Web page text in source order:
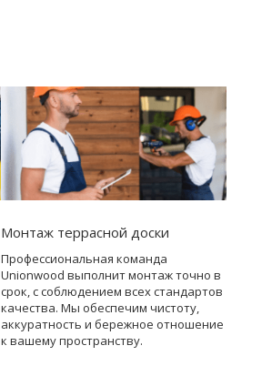
Монтаж террасной доски
Профессиональная команда
Unionwood выполнит монтаж точно в
срок, с соблюдением всех стандартов
качества. Мы обеспечим чистоту,
аккуратность и бережное отношение
к вашему пространству.